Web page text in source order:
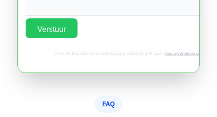
Verstuur
Door dit formulier te versturen ga je akkoord met onze privacyverklaring.
FAQ